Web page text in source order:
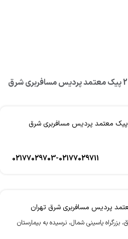
تماس تعاونی 2 پیک معتمد پرديس مسافربري شرق
02177029703-02177029711
بزرگراه ياسيني شمال، نرسيده به بيمارستان